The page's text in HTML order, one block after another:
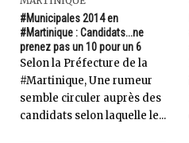
#Municipales 2014 en
#Martinique : Candidats...ne
prenez pas un 10 pour un 6
Selon la Préfecture de la
#Martinique, Une rumeur
semble circuler auprès des
candidats selon laquelle le...